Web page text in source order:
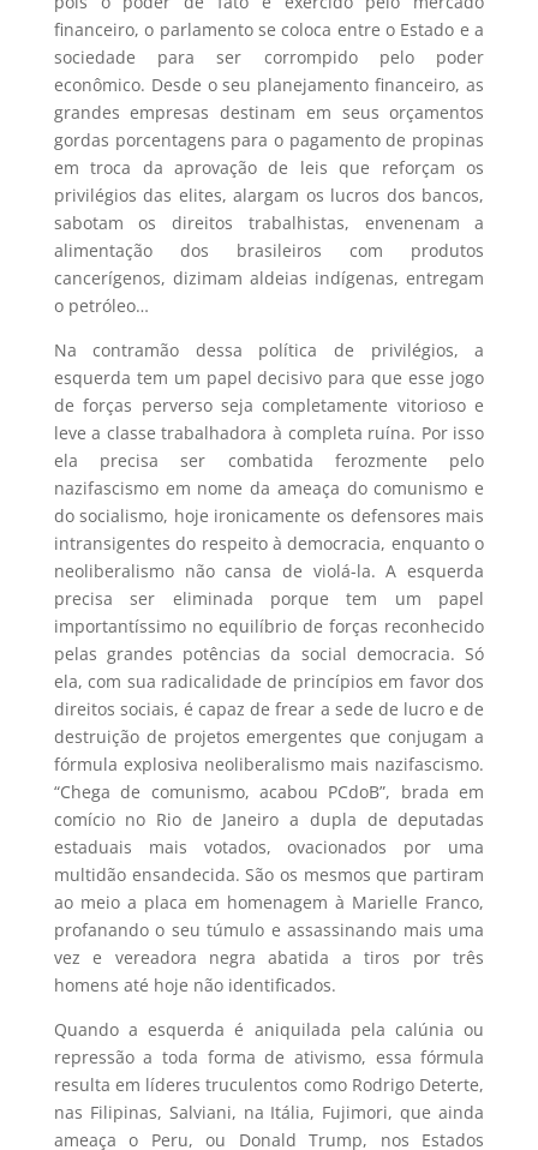
financeiro, o parlamento se coloca entre o Estado e a
sociedade para ser corrompido pelo poder
econômico. Desde o seu planejamento financeiro, as
grandes empresas destinam em seus orçamentos
gordas porcentagens para o pagamento de propinas
em troca da aprovação de leis que reforçam os
privilégios das elites, alargam os lucros dos bancos,
sabotam os direitos trabalhistas, envenenam a
alimentação dos brasileiros com produtos
cancerígenos, dizimam aldeias indígenas, entregam
o petróleo…
Na contramão dessa política de privilégios, a
esquerda tem um papel decisivo para que esse jogo
de forças perverso seja completamente vitorioso e
leve a classe trabalhadora à completa ruína. Por isso
ela precisa ser combatida ferozmente pelo
nazifascismo em nome da ameaça do comunismo e
do socialismo, hoje ironicamente os defensores mais
intransigentes do respeito à democracia, enquanto o
neoliberalismo não cansa de violá-la. A esquerda
precisa ser eliminada porque tem um papel
importantíssimo no equilíbrio de forças reconhecido
pelas grandes potências da social democracia. Só
ela, com sua radicalidade de princípios em favor dos
direitos sociais, é capaz de frear a sede de lucro e de
destruição de projetos emergentes que conjugam a
fórmula explosiva neoliberalismo mais nazifascismo.
“Chega de comunismo, acabou PCdoB”, brada em
comício no Rio de Janeiro a dupla de deputadas
estaduais mais votados, ovacionados por uma
multidão ensandecida. São os mesmos que partiram
ao meio a placa em homenagem à Marielle Franco,
profanando o seu túmulo e assassinando mais uma
vez e vereadora negra abatida a tiros por três
homens até hoje não identificados.
Quando a esquerda é aniquilada pela calúnia ou
repressão a toda forma de ativismo, essa fórmula
resulta em líderes truculentos como Rodrigo Deterte,
nas Filipinas, Salviani, na Itália, Fujimori, que ainda
ameaça o Peru, ou Donald Trump, nos Estados